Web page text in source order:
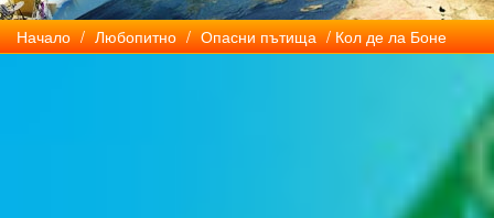
Начало / Любопитно / Опасни пътища / Кол де ла Боне